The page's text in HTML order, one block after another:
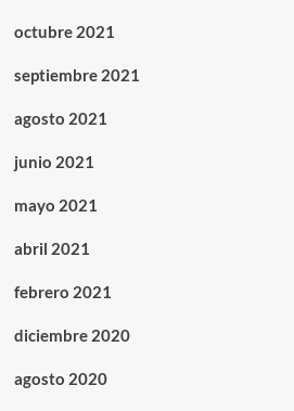
octubre 2021
septiembre 2021
agosto 2021
junio 2021
mayo 2021
abril 2021
febrero 2021
diciembre 2020
agosto 2020